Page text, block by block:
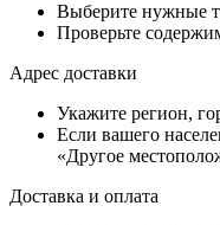
Выберите нужные
Проверьте
Адрес доставки
Укажите регион,
Если вашего
«Другое
Доставка и оплата